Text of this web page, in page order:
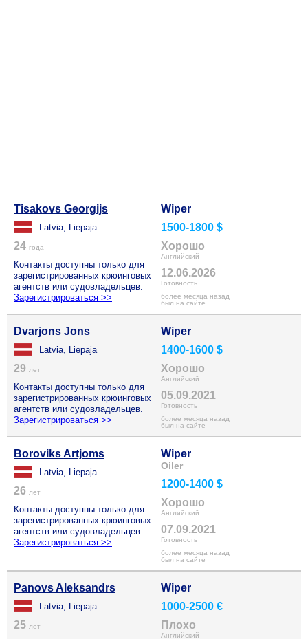
Tisakovs Georgijs
Latvia, Liepaja
24 года
Контакты доступны только для
зарегистрированных крюинговых
агентств или судовладельцев.
Зарегистрироваться >>
Wiper
1500-1800 $
Хорошо
Английский
12.06.2026
Готовность
более месяца назад
был на сайте
Dvarjons Jons
Latvia, Liepaja
29 лет
Контакты доступны только для
зарегистрированных крюинговых
агентств или судовладельцев.
Зарегистрироваться >>
Wiper
1400-1600 $
Хорошо
Английский
05.09.2021
Готовность
более месяца назад
был на сайте
Boroviks Artjoms
Latvia, Liepaja
26 лет
Контакты доступны только для
зарегистрированных крюинговых
агентств или судовладельцев.
Зарегистрироваться >>
Wiper
Oiler
1200-1400 $
Хорошо
Английский
07.09.2021
Готовность
более месяца назад
был на сайте
Panovs Aleksandrs
Latvia, Liepaja
25 лет
Wiper
1000-2500 €
Плохо
Английский